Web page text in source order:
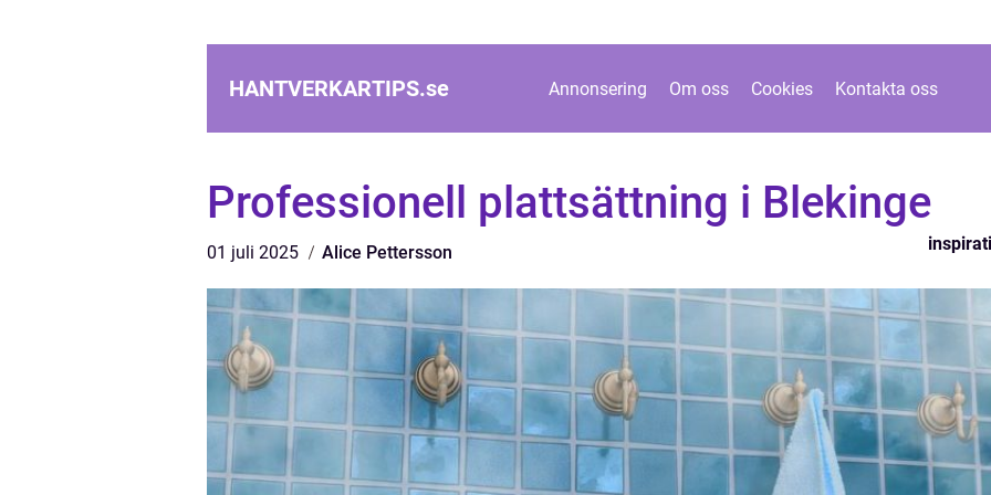
HANTVERKARTIPS.se Annonsering Om oss Cookies Kontakta oss
Professionell plattsättning i Blekinge
01 juli 2025 Alice Pettersson